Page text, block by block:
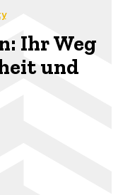
Ihr Weg
und